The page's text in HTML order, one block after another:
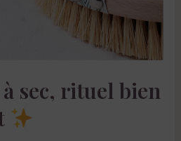
sec, rituel bien